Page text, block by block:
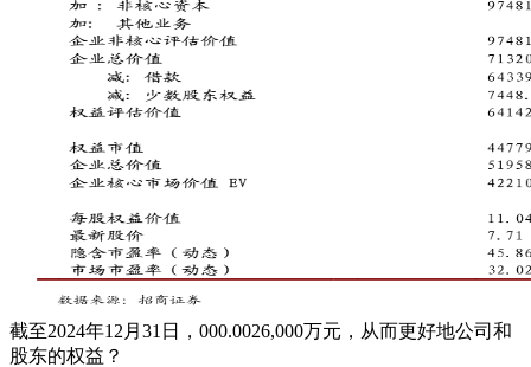
截至2024年12月31日，000.0026,000万元，从而更好地公司和
股东的权益？